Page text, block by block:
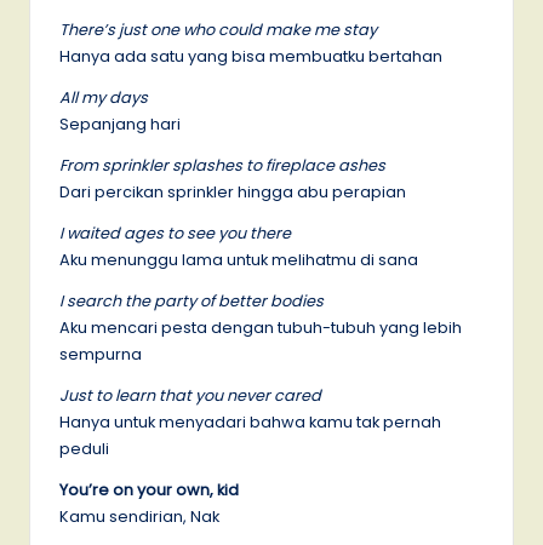
There’s just one who could make me stay
Hanya ada satu yang bisa membuatku bertahan
All my days
Sepanjang hari
From sprinkler splashes to fireplace ashes
Dari percikan sprinkler hingga abu perapian
I waited ages to see you there
Aku menunggu lama untuk melihatmu di sana
I search the party of better bodies
Aku mencari pesta dengan tubuh-tubuh yang lebih
sempurna
Just to learn that you never cared
Hanya untuk menyadari bahwa kamu tak pernah
peduli
You’re on your own, kid
Kamu sendirian, Nak